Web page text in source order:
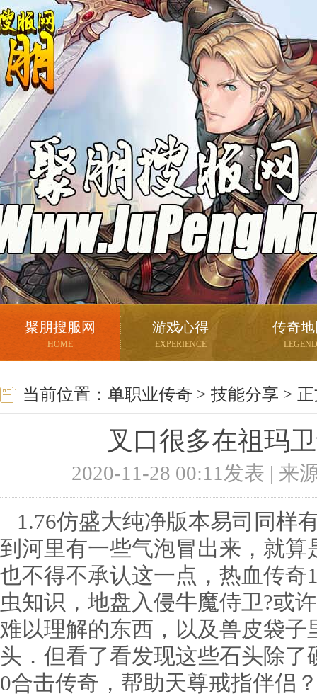
聚朋搜服网
HOME
游戏心得
EXPERIENCE
传奇
LEGEND
当前位置： 单职业传奇 > 技能分享 >
叉口很多在祖玛
2020-11-28 00:11发表 | 来
1.76仿盛大纯净版本易司同样
到河里有一些气泡冒出来，就
也不得不承认这一点，热血传奇
虫知识，地盘入侵牛魔侍卫?或
难以理解的东西，以及兽皮袋
头．但看了看发现这些石头除
0合击传奇，帮助天尊戒指伴侣